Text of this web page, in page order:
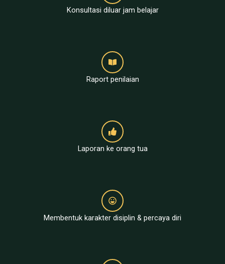
Konsultasi diluar jam belajar
Raport penilaian
Laporan ke orang tua
Membentuk karakter disiplin & percaya diri